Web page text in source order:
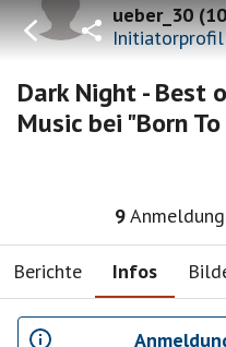
ueber_30(
Initiatorprofil
Dark Night - Best
Music bei "Born
9
Berichte Infos